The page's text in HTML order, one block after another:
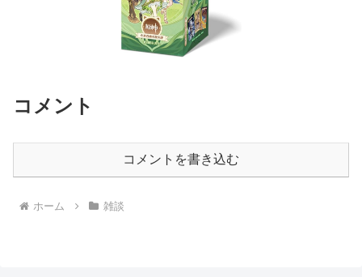
コメント
コメントを書き込む
ホーム 雑談